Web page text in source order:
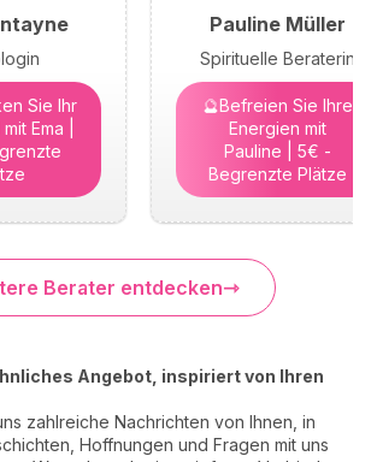
Sie Ihr
Ema |
Pauline Müller
Spirituelle Beraterin
🔮Befreien Sie Ihre
Energien mit
Pauline | 5€ -
Begrenzte Plätze
Berater entdecken
Angebot, inspiriert von Ihren
zahlreiche Nachrichten von Ihnen, in
Hoffnungen und Fragen mit uns